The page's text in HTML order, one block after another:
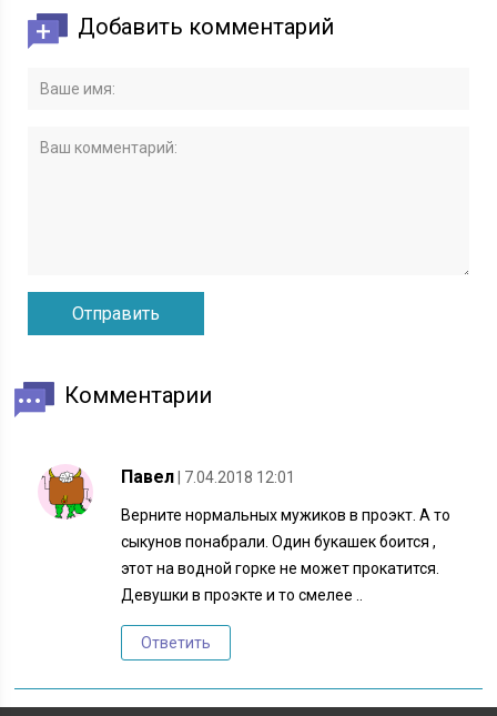
Добавить комментарий
Комментарии
Павел | 7.04.2018 12:01
Верните нормальных мужиков в проэкт. А то
сыкунов понабрали. Один букашек боится ,
этот на водной горке не может прокатится.
Девушки в проэкте и то смелее ..
Ответить